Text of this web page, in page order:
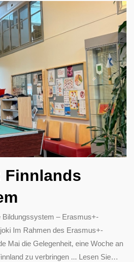
Finnlands
Bildungssystem – Erasmus+-
Im Rahmen des Erasmus+-
Mai die Gelegenheit, eine Woche an
zu verbringen ... Lesen Sie…